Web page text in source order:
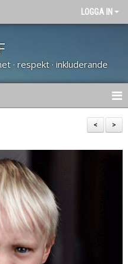
LOGGA IN
· respekt · inkluderande
>
<